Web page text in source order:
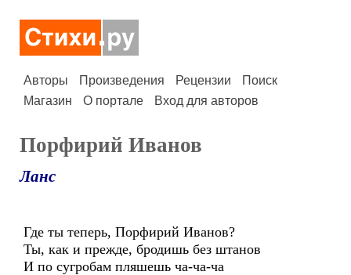
Авторы Произведения Рецензии
Поиск
Магазин
О портале Вход для авторов
Порфирий Иванов
Ланс
Где ты теперь, Порфирий Иванов?
Ты, как и прежде, бродишь без штанов
И по сугробам пляшешь ча-ча-ча